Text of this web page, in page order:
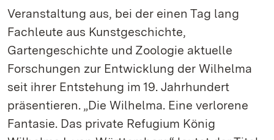
Veranstaltung aus, bei der einen Tag lang
Fachleute aus Kunstgeschichte,
Gartengeschichte und Zoologie aktuelle
Forschungen zur Entwicklung der Wilhelma
seit ihrer Entstehung im 19. Jahrhundert
präsentieren. „Die Wilhelma. Eine verlorene
Fantasie. Das private Refugium König